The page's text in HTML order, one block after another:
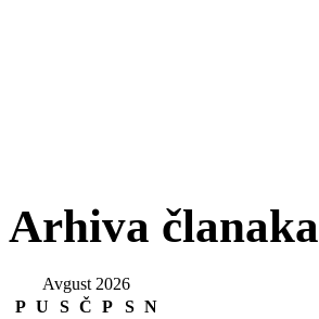
Arhiva članaka
Avgust 2026
P U S Č P S N